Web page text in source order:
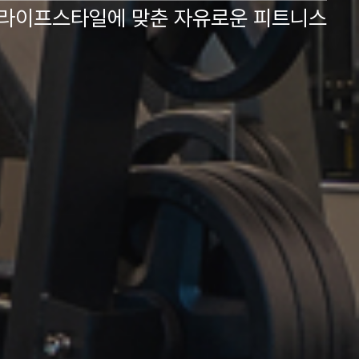
이프스타일에 맞춘 자유로운 피트니스